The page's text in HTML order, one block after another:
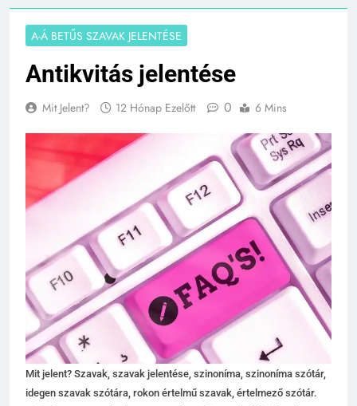
A-Á BETŰS SZAVAK JELENTÉSE
Antikvitás jelentése
Mit Jelent? 12 Hónap Ezelőtt 0 6 Mins
Mit jelent? Szavak, szavak jelentése, szinoníma, szinoníma szótár,
idegen szavak szótára, rokon értelmű szavak, értelmező szótár.